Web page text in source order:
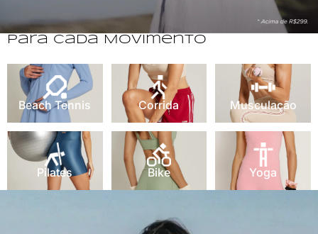
Para Cada Movimento
Beach Tennis
Beach Tennis
Corrida
Corrida
Musculação
Musculação
Pilates
Pilates
Bike
Bike Yoga